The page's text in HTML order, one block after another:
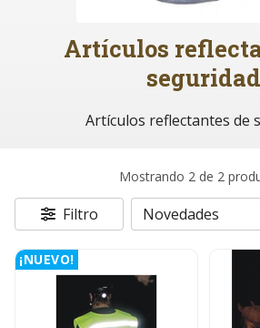
Artículos
seguridad
Artículos reflectantes de
Mostrando 2 de 2
Filtro
¡NUEVO!